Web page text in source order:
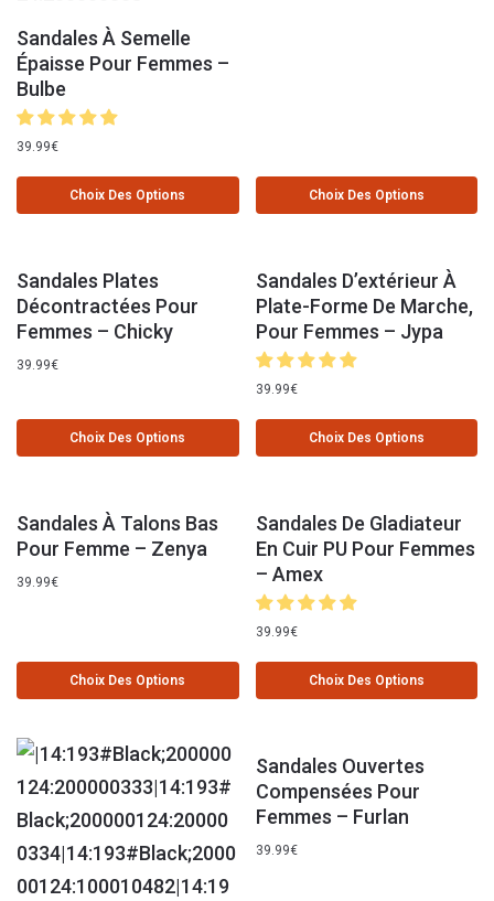
Sandales À Semelle
Épaisse Pour Femmes –
Bulbe
39.99€
Choix Des Options Choix Des Options
Sandales Plates
Décontractées Pour
Femmes – Chicky
39.99€
Choix Des Options
Sandales D’extérieur À
Plate-Forme De Marche,
Pour Femmes – Jypa
39.99€
Choix Des Options
Sandales À Talons Bas
Pour Femme – Zenya
39.99€
Choix Des Options
Sandales De Gladiateur
En Cuir PU Pour Femmes
– Amex
39.99€
Choix Des Options
Sandales Ouvertes
Compensées Pour
Femmes – Furlan
39.99€